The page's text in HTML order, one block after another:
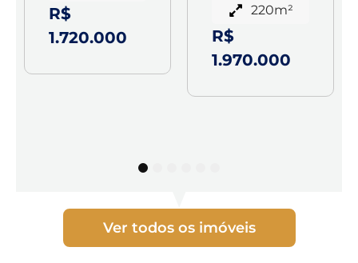
R$
1.720.000
220m²
R$
1.970.000
4
Ver todos os imóveis